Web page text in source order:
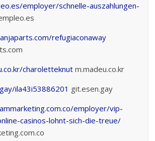
employer/schnelle-auszahlungen-
refugiaconaway
charoletteknut m.madeu.co.kr
ila43i53886201 git.esen.gay
employer/vip-
casinos-lohnt-sich-die-treue/